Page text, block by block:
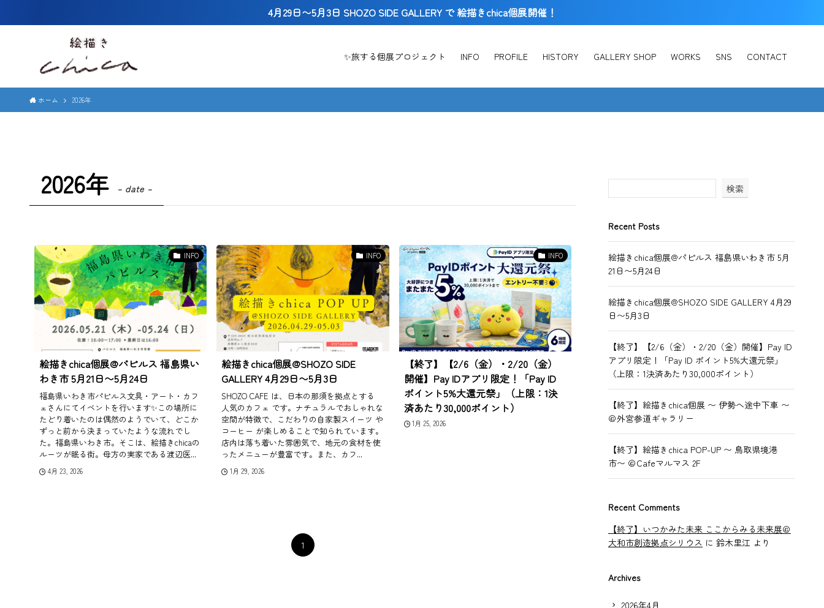
4月29日〜5月3日 SHOZO SIDE GALLERY で 絵描きchica個展開催！
✨旅する個展プロジェクト INFO PROFILE HISTORY GALLERY SHOP WORKS SNS CONTACT
ホーム 2026年
2026年 – date –
INFO
絵描きchica個展@パピルス 福島県い
わき市 5月21日〜5月24日
福島県いわき市パピルス文具・アート・カフ
ェさんにてイベントを行います✨この場所に
たどり着いたのは偶然のようでいて、どこか
ずっと前から決まっていたような流れでし
た。福島県いわき市。そこは、絵描きchicaの
ルーツが眠る街。母方の実家である渡辺医...
4月 23, 2026
INFO
絵描きchica個展@SHOZO SIDE
GALLERY 4月29日〜5月3日
SHOZO CAFE は、日本の那須を拠点とする
人気のカフェ です。ナチュラルでおしゃれな
空間が特徴で、こだわりの自家製スイーツ や
コーヒー が楽しめることで知られています。
店内は落ち着いた雰囲気で、地元の食材を使
ったメニューが豊富です。また、カフ...
1月 29, 2026
INFO
【終了】【2/6（金）・2/20（金）
開催】Pay IDアプリ限定！「Pay ID
ポイント5%大還元祭」（上限：1決
済あたり30,000ポイント）
1月 25, 2026
1
検索
Recent Posts
絵描きchica個展@パピルス 福島県いわき市 5月
21日〜5月24日
絵描きchica個展@SHOZO SIDE GALLERY 4月29
日〜5月3日
【終了】【2/6（金）・2/20（金）開催】Pay ID
アプリ限定！「Pay ID ポイント5%大還元祭」
（上限：1決済あたり30,000ポイント）
【終了】絵描きchica個展 〜 伊勢へ途中下車 〜
＠外宮参道ギャラリー
【終了】絵描きchica POP-UP 〜 鳥取県境港
市〜 ＠Cafeマルマス 2F
Recent Comments
【終了】いつかみた未来 ここからみる未来展＠
大和市創造拠点シリウス に 鈴木里江 より
Archives
2026年4月